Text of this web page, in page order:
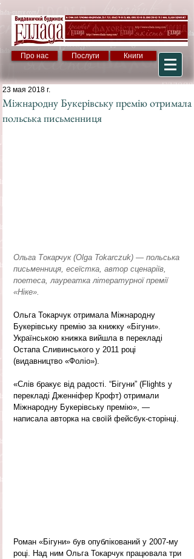
Про нас Послуги Книги
Міжнародну Букерівську премію отримала
польська письменниця
23 мая 2018 г.
Ольга Токарчук (Olga Tokarczuk) — польська
письменниця, есеїстка, автор сценаріїв,
поетеса, лауреатка літературної премії
«Ніке».
Ольга Токарчук отримала Міжнародну
Букерівську премію за книжку «Бігуни».
Українською книжка вийшла в перекладі
Остапа Сливинського у 2011 році
(видавництво «Фоліо»).
«Слів бракує від радості. “Бігуни” (Flights у
перекладі Дженніфер Крофт) отримали
Міжнародну Букерівську премію», —
написала авторка на своїй фейсбук-сторінці.
Роман «Бігуни» був опублікований у 2007-му
році. Над ним Ольга Токарчук працювала три